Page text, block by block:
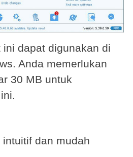
ini dapat digunakan di
Anda memerlukan
30 MB untuk
dan mudah